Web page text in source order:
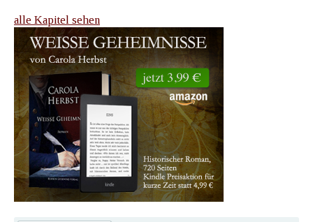
alle Kapitel sehen